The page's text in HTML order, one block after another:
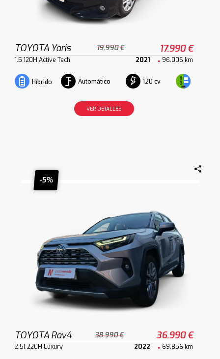
TOYOTA Yaris 19.990 € 17.990 €
1.5 120H Active Tech 2021 96.006 km
Híbrido Automático 120 cv
VER DETALLES
-5%
TOYOTA Rav4 38.990 € 36.990 €
2.5l 220H Luxury 2022 69.856 km